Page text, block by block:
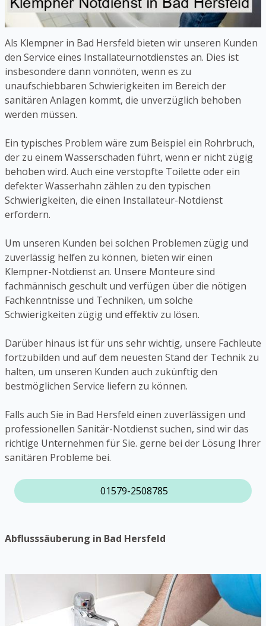
Als Klempner in Bad Hersfeld bieten wir unseren Kunden
den Service eines Installateurnotdienstes an. Dies ist
insbesondere dann vonnöten, wenn es zu
unaufschiebbaren Schwierigkeiten im Bereich der
sanitären Anlagen kommt, die unverzüglich behoben
werden müssen.
Ein typisches Problem wäre zum Beispiel ein Rohrbruch,
der zu einem Wasserschaden führt, wenn er nicht zügig
behoben wird. Auch eine verstopfte Toilette oder ein
defekter Wasserhahn zählen zu den typischen
Schwierigkeiten, die einen Installateur-Notdienst
erfordern.
Um unseren Kunden bei solchen Problemen zügig und
zuverlässig helfen zu können, bieten wir einen
Klempner-Notdienst an. Unsere Monteure sind
fachmännisch geschult und verfügen über die nötigen
Fachkenntnisse und Techniken, um solche
Schwierigkeiten zügig und effektiv zu lösen.
Darüber hinaus ist für uns sehr wichtig, unsere Fachleute
fortzubilden und auf dem neuesten Stand der Technik zu
halten, um unseren Kunden auch zukünftig den
bestmöglichen Service liefern zu können.
Falls auch Sie in Bad Hersfeld einen zuverlässigen und
professionellen Sanitär-Notdienst suchen, sind wir das
richtige Unternehmen für Sie. gerne bei der Lösung Ihrer
sanitären Probleme bei.
01579-2508785
Abflusssäuberung in Bad Hersfeld